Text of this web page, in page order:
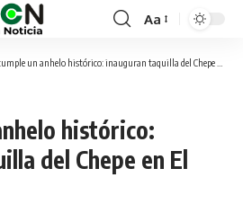
Aa
un anhelo histórico: inauguran taquilla del Chepe en El Fuerte.
histórico:
del Chepe en El